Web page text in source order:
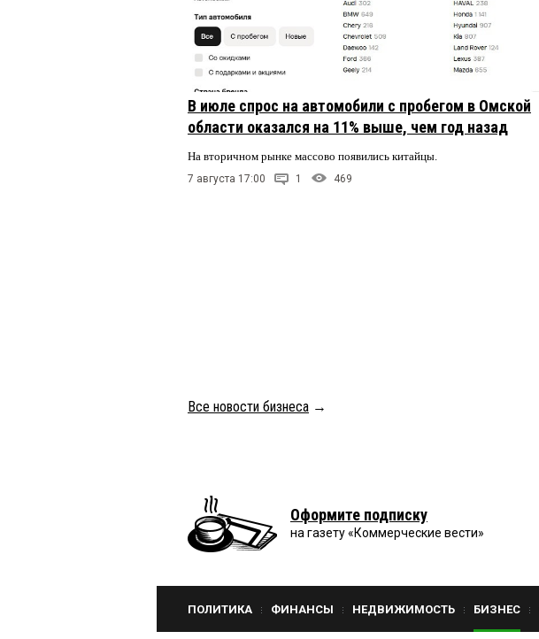
В июле спрос на автомобили с пробегом в Омской
области оказался на 11% выше, чем год назад
На вторичном рынке массово появились китайцы.
7 августа 17:00 1 469
Все новости бизнеса →
Оформите подписку
на газету «Коммерческие вести»
ПОЛИТИКА ФИНАНСЫ НЕДВИЖИМОСТЬ БИЗНЕС